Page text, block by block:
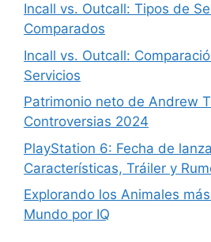
Incall vs. Outcall: Tipos de
Comparados
Incall vs. Outcall:
Servicios
Patrimonio neto de Andrew
Controversias 2024
PlayStation 6: Fecha de
Características, Tráiler y
Explorando los Animales
Mundo por IQ